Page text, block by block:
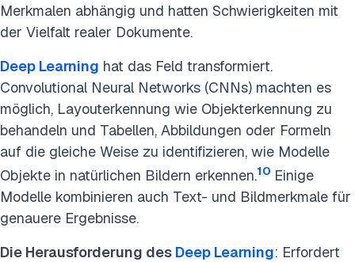
Merkmalen abhängig und hatten Schwierigkeiten mit
der Vielfalt realer Dokumente.
Deep Learning hat das Feld transformiert.
Convolutional Neural Networks (CNNs) machten es
möglich, Layouterkennung wie Objekterkennung zu
behandeln und Tabellen, Abbildungen oder Formeln
auf die gleiche Weise zu identifizieren, wie Modelle
Objekte in natürlichen Bildern erkennen.10 Einige
Modelle kombinieren auch Text- und Bildmerkmale für
genauere Ergebnisse.
Die Herausforderung des Deep Learning: Erfordert